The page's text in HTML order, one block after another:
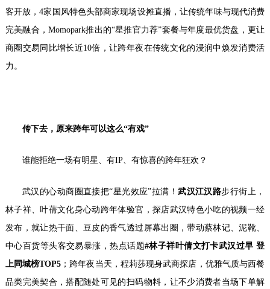
客开放，4家国风特色头部商家现场设摊直播，让传统年味与现代消费
完美融合，Momopark推出的“星推官力荐”套餐与年度最优货盘，更让
商圈交易同比增长近10倍，让跨年夜在传统文化的浸润中焕发消费活
力。
传下去，原来跨年可以这么“有戏”
谁能拒绝一场有明星、有IP、有惊喜的跨年狂欢？
武汉的心动商圈直接把“星光效应”拉满！武汉江汉路步行街上，
林子祥、叶蒨文化身心动跨年体验官，探店武汉特色小吃的视频一经
发布，就让热干面、豆皮的香气透过屏幕出圈，带动蔡林记、泥靴、
中心百货等头客交易暴涨，热点话题#林子祥叶倩文打卡武汉过早 登
上同城榜TOP5 ；跨年夜当天，程莉莎现身武商探店，优雅气质与西餐
品类完美契合，搭配随处可见的扫码物料，让不少消费者当场下单解